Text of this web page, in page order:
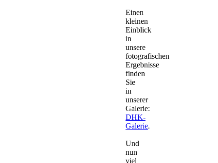
Einen
kleinen
Einblick
in
unsere
fotografischen
Ergebnisse
finden
Sie
in
unserer
Galerie:
DHK-
Galerie.
Und
nun
viel